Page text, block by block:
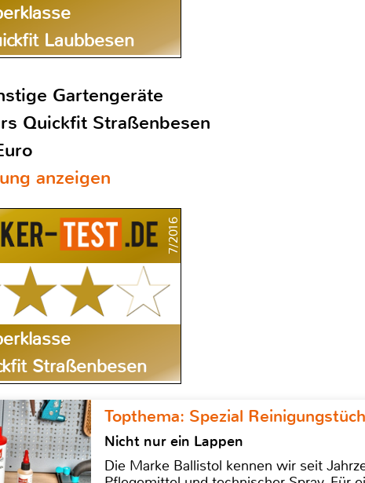
Laubbesen
Gartengeräte
Quickfit Straßenbesen
anzeigen
7/2016
Straßenbesen
Topthema: Spezial
Nicht nur ein Lappen
Die Marke Ballistol kennen wir seit